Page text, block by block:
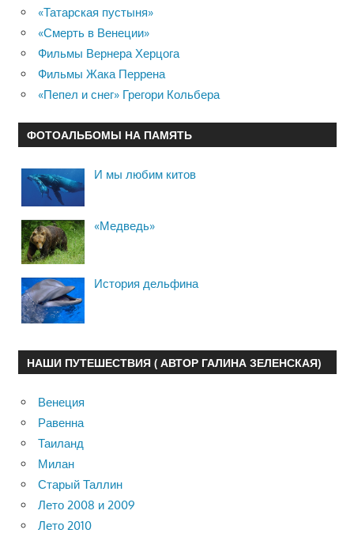
«Татарская пустыня»
«Смерть в Венеции»
Фильмы Вернера Херцога
Фильмы Жака Перрена
«Пепел и снег» Грегори Кольбера
ФОТОАЛЬБОМЫ НА ПАМЯТЬ
И мы любим китов
«Медведь»
История дельфина
НАШИ ПУТЕШЕСТВИЯ ( АВТОР ГАЛИНА ЗЕЛЕНСКАЯ)
Венеция
Равенна
Таиланд
Милан
Старый Таллин
Лето 2008 и 2009
Лето 2010